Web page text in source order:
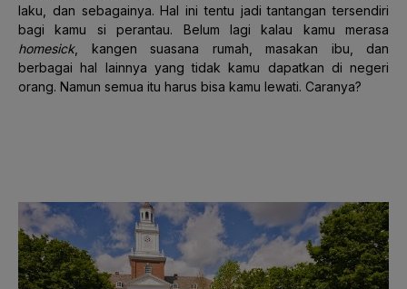
laku, dan sebagainya. Hal ini tentu jadi tantangan tersendiri
bagi kamu si perantau. Belum lagi kalau kamu merasa
homesick, kangen suasana rumah, masakan ibu, dan
berbagai hal lainnya yang tidak kamu dapatkan di negeri
orang. Namun semua itu harus bisa kamu lewati. Caranya?